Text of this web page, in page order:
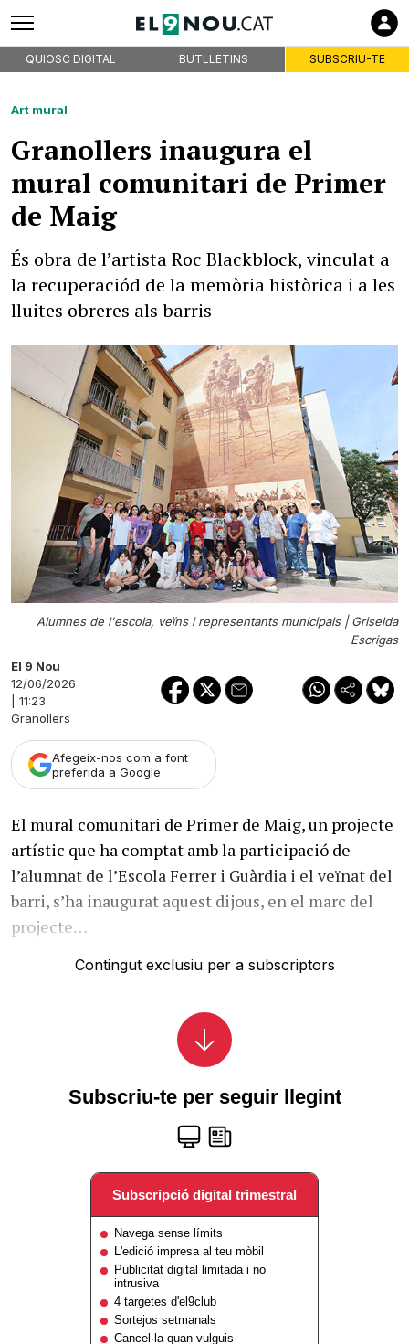
QUIOSC DIGITAL BUTLLETINS SUBSCRIU-TE
Art mural
Granollers inaugura el
mural comunitari de Primer
de Maig
És obra de l’artista Roc Blackblock, vinculat a
la recuperaciód de la memòria històrica i a les
lluites obreres als barris
Alumnes de l'escola, veïns i representants municipals |Griselda
Escrigas
El 9 Nou
12/06/2026
| 11:23
Granollers
Afegeix-nos com a font
preferida a Google
El mural comunitari de Primer de Maig, un projecte
artístic que ha comptat amb la participació de
l’alumnat de l’Escola Ferrer i Guàrdia i el veïnat del
barri, s’ha inaugurat aquest dijous, en el marc del
projecte…
Contingut exclusiu per a subscriptors